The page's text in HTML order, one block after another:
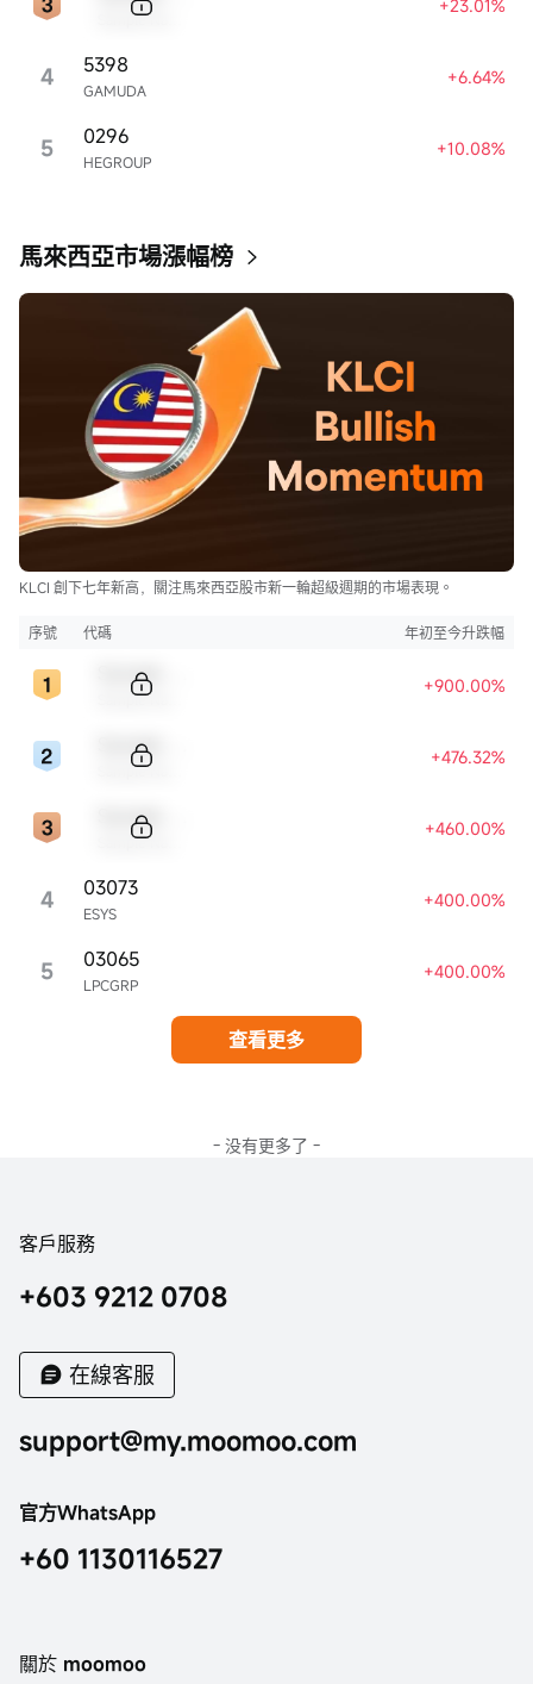
+23.01%
4 GAMUDA
5398 +6.64%
5 HEGROUP
0296 +10.08%
馬來西亞市場漲幅榜
KLCI 創下七年新高，關注馬來西亞股市新一輪超級週期的市場表現。
序號 代碼 年初至今升跌幅
+900.00%
+476.32%
+460.00%
4 ESYS
03073 +400.00%
5 LPCGRP
03065 +400.00%
查看更多
- 没有更多了 -
客戶服務
+603 9212 0708
在線客服
support@my.moomoo.com
官方WhatsApp
+60 1130116527
關於 moomoo